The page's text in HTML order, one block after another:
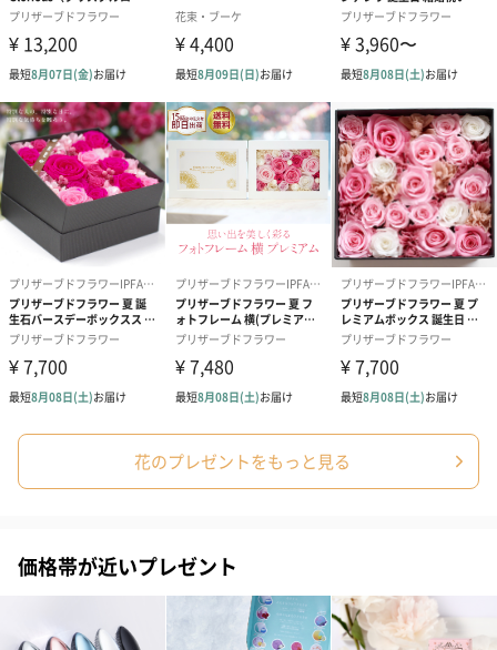
スイーツ
スイーツを同梱してお届けいたします。ギフトへの＋αにおすすめ
です。
ゼリーバウム カット
（レモン＆紅茶）（432
円）
麦わらパンダバウム
（バナナ味）（540円）
3層デザート
ェ〜国産フル
り〜 3号（864
スキンケアグッズ
スキンケアグッズを同梱してお届けします。
花のプレゼントをもっと見る
価格帯が近いプレゼント